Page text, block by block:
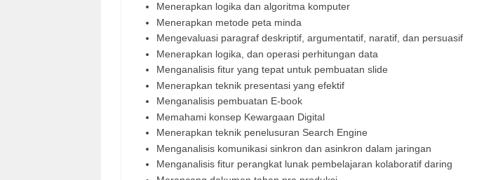
Menerapkan logika dan algoritma komputer
Menerapkan metode peta minda
Mengevaluasi paragraf deskriptif, argumentatif, naratif, dan persuasif
Menerapkan logika, dan operasi perhitungan data
Menganalisis fitur yang tepat untuk pembuatan slide
Menerapkan teknik presentasi yang efektif
Menganalisis pembuatan E-book
Memahami konsep Kewargaan Digital
Menerapkan teknik penelusuran Search Engine
Menganalisis komunikasi sinkron dan asinkron dalam jaringan
Menganalisis fitur perangkat lunak pembelajaran kolaboratif daring